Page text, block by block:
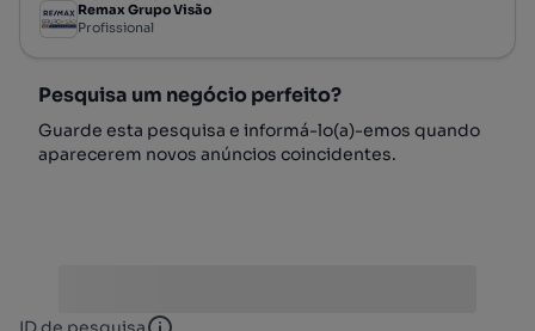
Remax Grupo Visão
Profissional
Pesquisa um negócio perfeito?
Guarde esta pesquisa e informá-lo(a)-emos quando
aparecerem novos anúncios coincidentes.
ID de pesquisa